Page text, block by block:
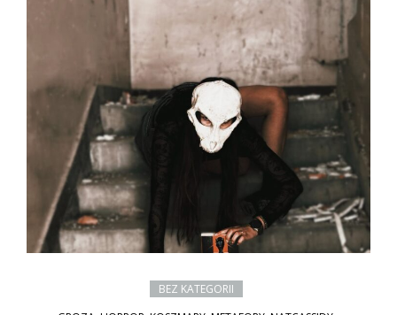
BEZ KATEGORII